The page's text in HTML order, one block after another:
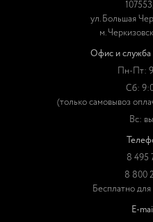
ул. Большая
м.
Офис и служба
Пн-Пт:
Сб:
(только самовывоз
Вс:
8 495
8 800
Бесплатно
E-